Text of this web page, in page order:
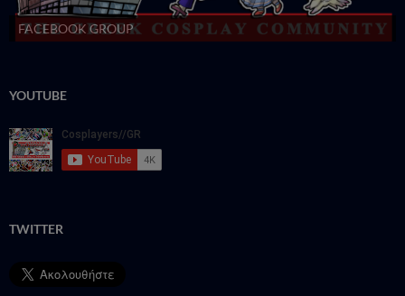
FACEBOOK GROUP
YOUTUBE
TWITTER